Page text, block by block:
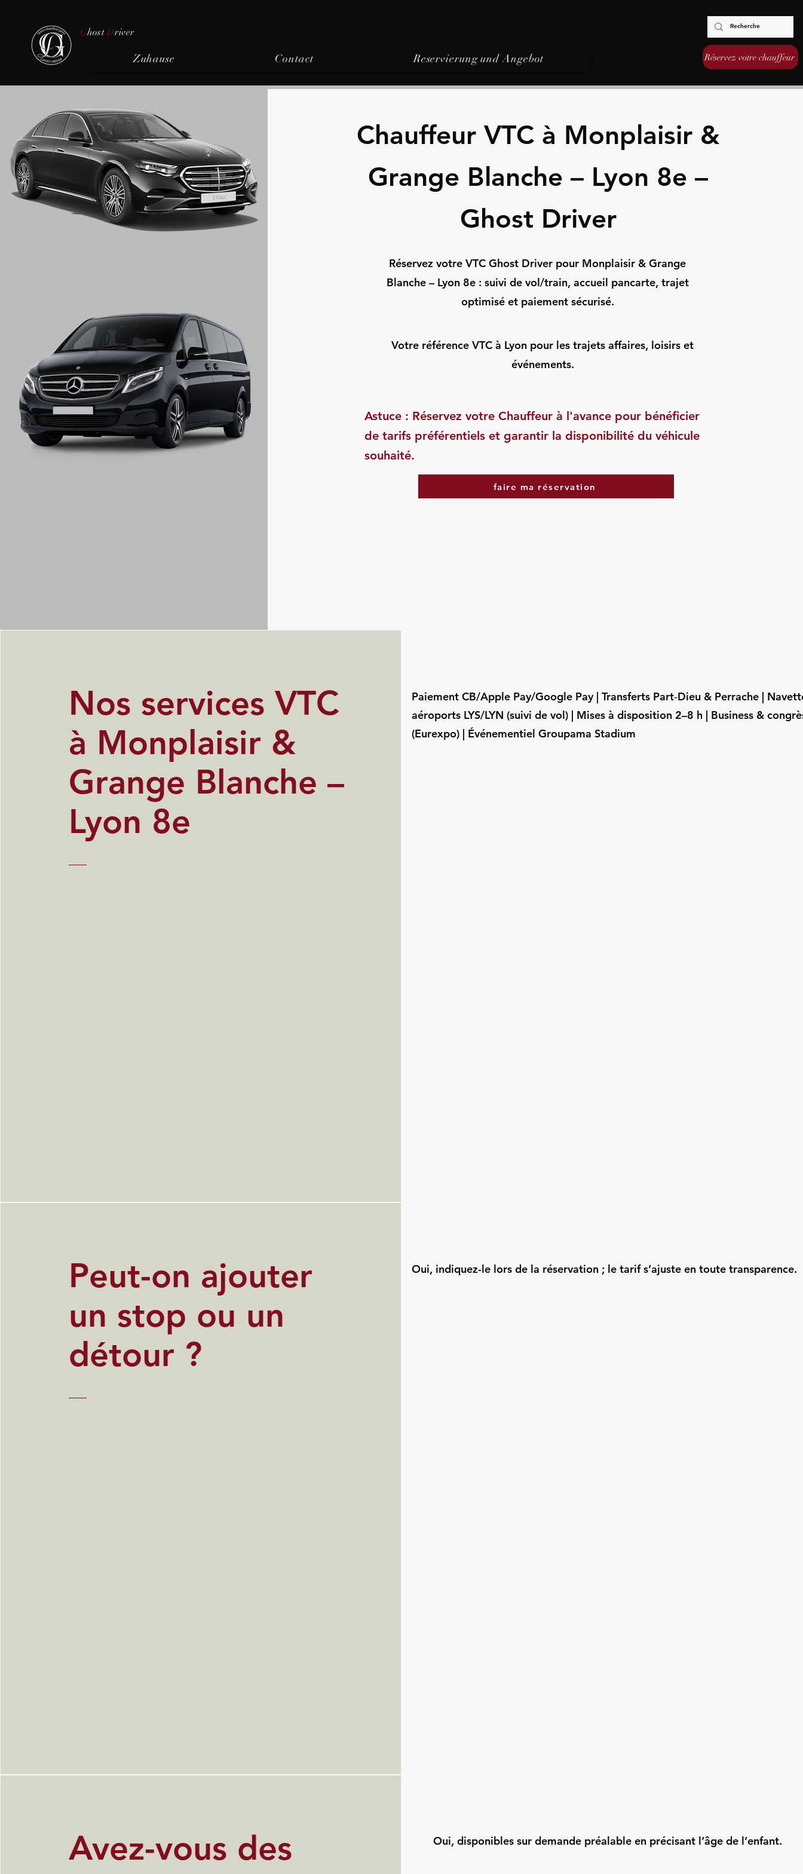
Ghost Driver
Zuhause Contact Reservierung und Angebot Réservez votre chauffeur
Chauffeur VTC à Monplaisir &
Grange Blanche – Lyon 8e –
Ghost Driver
Réservez votre VTC Ghost Driver pour Monplaisir & Grange
Blanche – Lyon 8e : suivi de vol/train, accueil pancarte, trajet
optimisé et paiement sécurisé.
Votre référence VTC à Lyon pour les trajets affaires, loisirs et
événements.
Astuce : Réservez votre Chauffeur à l'avance pour bénéficier
de tarifs préférentiels et garantir la disponibilité du véhicule
souhaité.
faire ma réservation
Nos services VTC
à Monplaisir &
Grange Blanche –
Lyon 8e
Paiement CB/Apple Pay/Google Pay | Transferts Part‑Dieu & Perrache |
aéroports LYS/LYN (suivi de vol) | Mises à disposition 2–8 h | Business &
(Eurexpo) | Événementiel Groupama Stadium
Peut-on ajouter
un stop ou un
détour ?
Oui, indiquez-le lors de la réservation ; le tarif s’ajuste en toute transparence.
Avez-vous des
Oui, disponibles sur demande préalable en précisant l’âge de l’enfant.